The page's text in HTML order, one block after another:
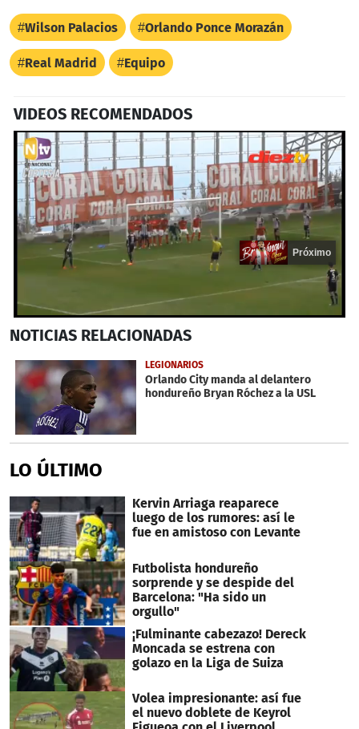
Wilson Palacios Orlando Ponce Morazán
Real Madrid Equipo
VIDEOS RECOMENDADOS
seconds
21
seconds
Próximo
NOTICIAS RELACIONADAS
LEGIONARIOS
Orlando City manda al delantero
hondureño Bryan Róchez a la USL
LO ÚLTIMO
Kervin Arriaga reaparece
luego de los rumores: así le
fue en amistoso con Levante
Futbolista hondureño
sorprende y se despide del
Barcelona: "Ha sido un
orgullo"
¡Fulminante cabezazo! Dereck
Moncada se estrena con
golazo en la Liga de Suiza
Volea impresionante: así fue
el nuevo doblete de Keyrol